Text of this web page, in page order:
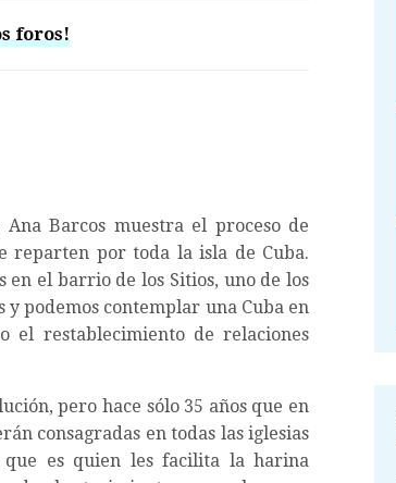
foros!
Barcos muestra el proceso de
reparten por toda la isla de Cuba.
en el barrio de los Sitios, uno de los
y podemos contemplar una Cuba en
el restablecimiento de relaciones
pero hace sólo 35 años que en
consagradas en todas las iglesias
que es quien les facilita la harina